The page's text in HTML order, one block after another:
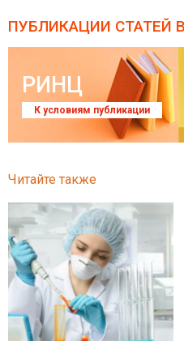
ПУБЛИКАЦИИ СТАТЕЙ
РИНЦ
К условиям публикации
Читайте также